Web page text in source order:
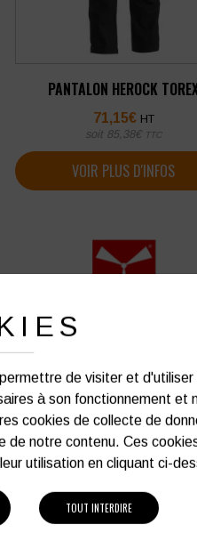
PANTALON HEROCK
71,15€ HT
soit 85,38€ TTC
VOIR PLUS D'INFOS
de visiter et d'utiliser
à son fonctionnement et
cookies de collecte de
de notre contenu. Ces
utilisation en cliquant ci-
TOUT INTERDIRE